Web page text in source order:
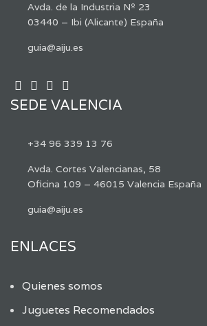
Avda. de la Industria Nº 23
03440 – Ibi (Alicante) España
guia@aiju.es
SEDE VALENCIA
+34 96 339 13 76
Avda. Cortes Valencianas, 58
Oficina 109 – 46015 Valencia España
guia@aiju.es
ENLACES
Quienes somos
Juguetes Recomendados